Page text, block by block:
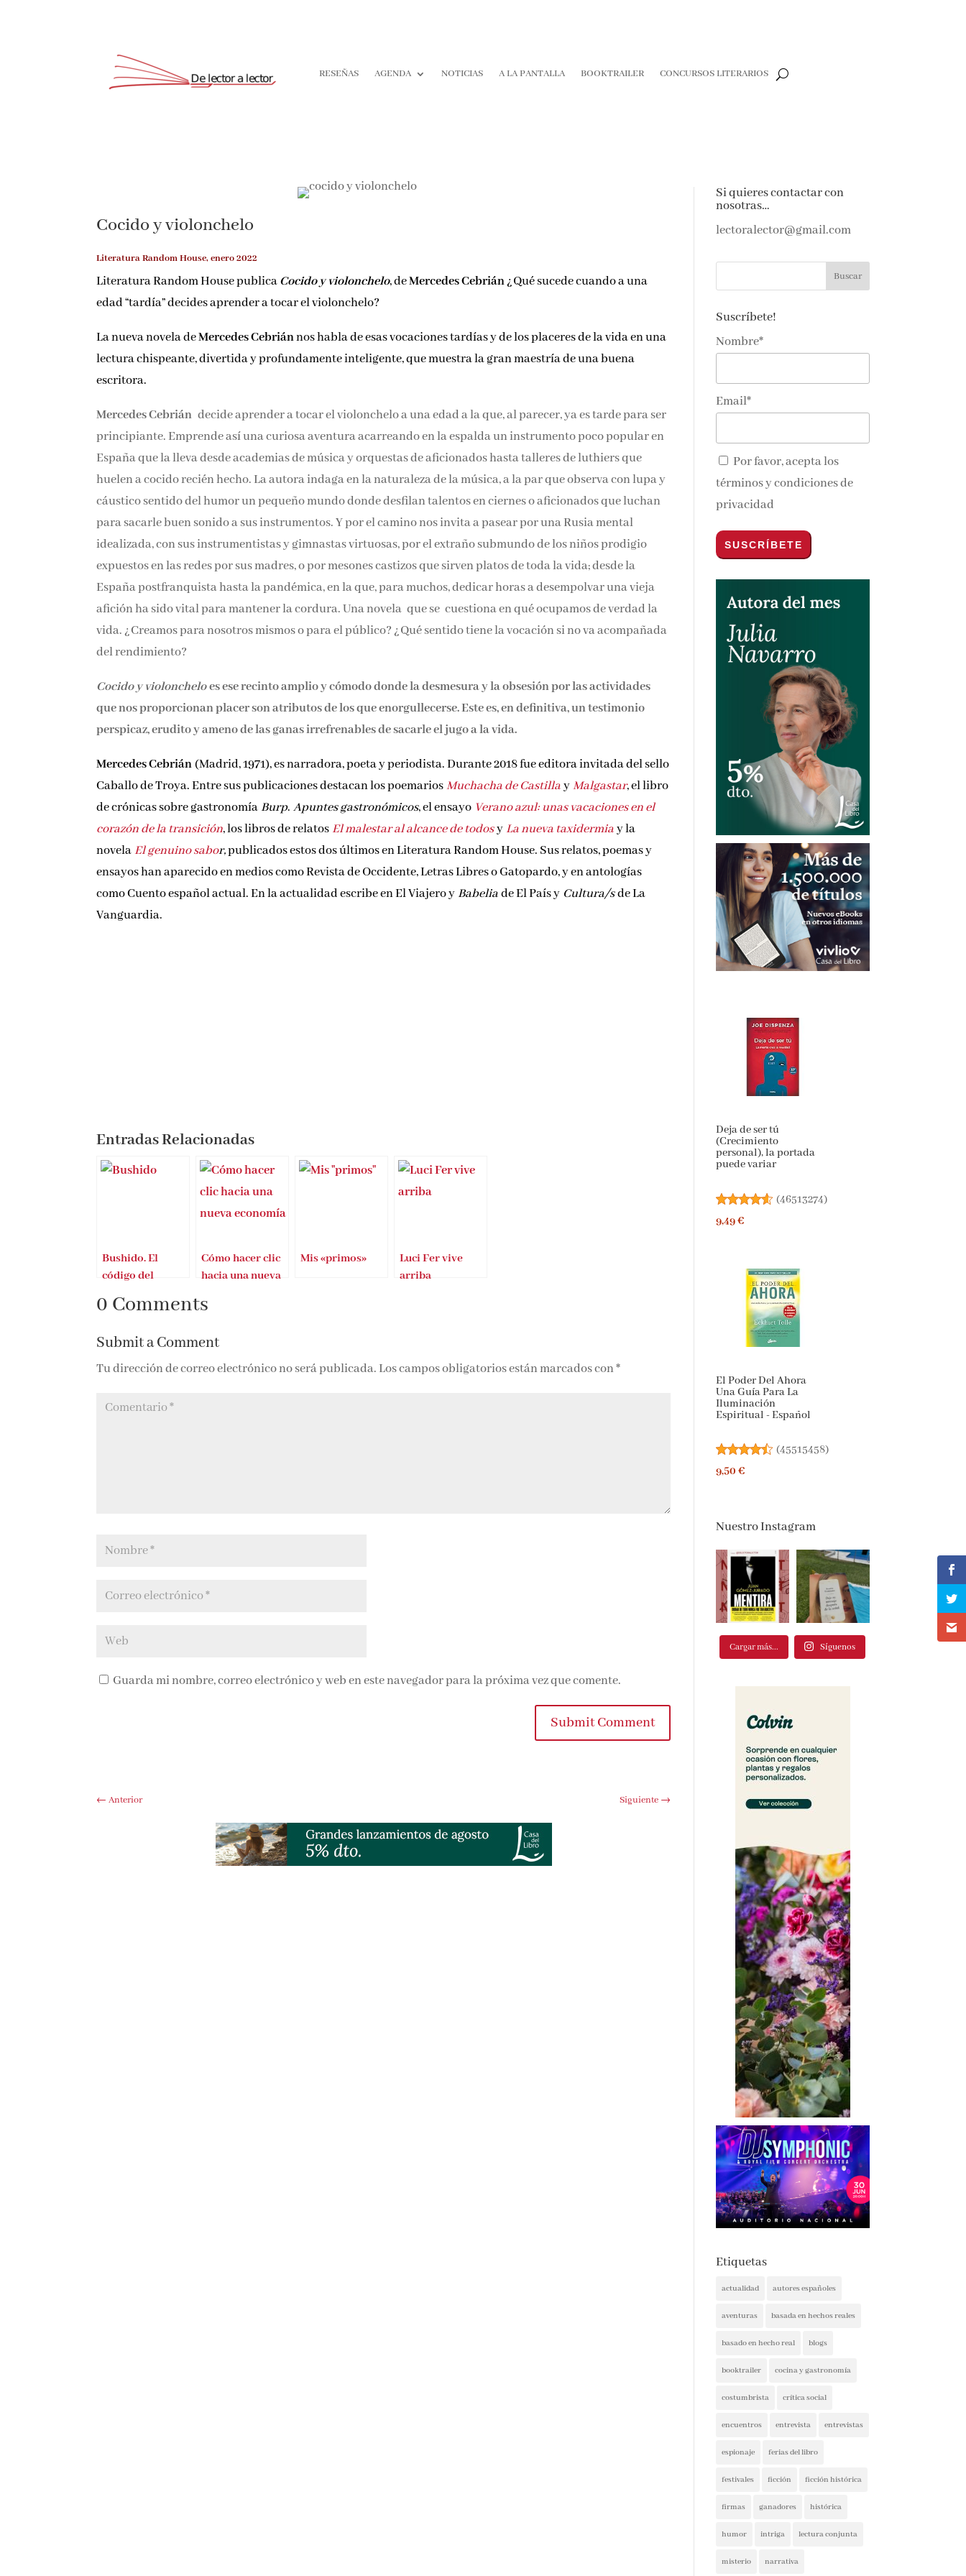
RESEÑAS AGENDA NOTICIAS A LA PANTALLA BOOKTRAILER CONCURSOS LITERARIOS
Cocido y violonchelo
Literatura Random House, enero 2022
Literatura Random House publicaCocido y violonchelo, deMercedes Cebrián¿Qué sucede cuando a una
edad “tardía” decides aprender a tocar el violonchelo?
La nueva novela deMercedes Cebriánnos habla de esas vocaciones tardías y de los placeres de la vida en una
lectura chispeante, divertida y profundamente inteligente, que muestra la gran maestría de una buena
escritora.
Mercedes Cebriándecide aprender a tocar el violonchelo a una edad a la que, al parecer, ya es tarde para ser
principiante. Emprende así una curiosa aventura acarreando en la espalda un instrumento poco popular en
España que la lleva desde academias de música y orquestas de aficionados hasta talleres de luthiers que
huelen a cocido recién hecho. La autora indaga en la naturaleza de la música, a la par que observa con lupa y
cáustico sentido del humor un pequeño mundo donde desfilan talentos en ciernes o aficionados que luchan
para sacarle buen sonido a sus instrumentos. Y por el camino nos invita a pasear por una Rusia mental
idealizada, con sus instrumentistas y gimnastas virtuosas, por el extraño submundo de los niños prodigio
expuestos en las redes por sus madres, o por mesones castizos que sirven platos de toda la vida; desde la
España postfranquista hasta la pandémica, en la que, para muchos, dedicar horas a desempolvar una vieja
afición ha sido vital para mantener la cordura. Una novela que se cuestiona en qué ocupamos de verdad la
vida. ¿Creamos para nosotros mismos o para el público? ¿Qué sentido tiene la vocación si no va acompañada
del rendimiento?
Cocido y violoncheloes ese recinto amplio y cómodo donde la desmesura y la obsesión por las actividades
que nos proporcionan placer son atributos de los que enorgullecerse. Este es, en definitiva, un testimonio
perspicaz, erudito y ameno de las ganas irrefrenables de sacarle el jugo a la vida.
Mercedes Cebrián(Madrid, 1971), es narradora, poeta y periodista. Durante 2018 fue editora invitada del sello
Caballo de Troya. Entre sus publicaciones destacan los poemariosMuchacha de CastillayMalgastar, el libro
de crónicas sobre gastronomíaBurp.Apuntes gastronómicos, el ensayo Verano azul: unas vacaciones en el
corazón de la transición, los libros de relatosEl malestar al alcance de todosyLa nueva taxidermiay la
novelaEl genuino sabor,publicados estos dos últimos en Literatura Random House. Sus relatos, poemas y
ensayos han aparecido en medios como Revista de Occidente, Letras Libres o Gatopardo, y en antologías
como Cuento español actual. En la actualidad escribe en El Viajero yBabeliade El País y Cultura/sde La
Vanguardia.
Entradas Relacionadas
Bushido. El
código del
Cómo hacer clic
hacia una nueva
Mis «primos»
Luci Fer vive
arriba
0 Comments
Submit a Comment
Tu dirección de correo electrónico no será publicada. Los campos obligatorios están marcados con*
Guarda mi nombre, correo electrónico y web en este navegador para la próxima vez que comente.
Submit Comment
←Anterior Siguiente→
Si quieres contactar con
nosotras…
lectoralector@gmail.com
Suscríbete!
Nombre*
Email*
Por favor, acepta los
términos y condiciones de
privacidad
Deja de ser tú
(Crecimiento
personal), la portada
puede variar
(46513274)
9,49 €
El Poder Del Ahora
Una Guía Para La
Iluminación
Espiritual - Español
(45515458)
9,50 €
Nuestro Instagram
Cargar más... Síguenos
Etiquetas
actualidad autores españoles
aventuras basada en hechos reales
basado en hecho real blogs
booktrailer cocina y gastronomía
costumbrista crítica social
encuentros entrevista entrevistas
espionaje ferias del libro
festivales ficción ficción histórica
firmas ganadores histórica
humor intriga lectura conjunta
misterio narrativa